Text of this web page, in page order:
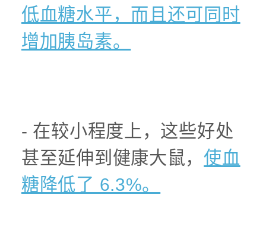
低血糖水平，而且还可同时
增加胰岛素。
- 在较小程度上，这些好处
甚至延伸到健康大鼠，使血
糖降低了 6.3%。